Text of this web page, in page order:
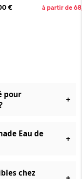
€
à partir de
pour
+
Eau de
+
chez